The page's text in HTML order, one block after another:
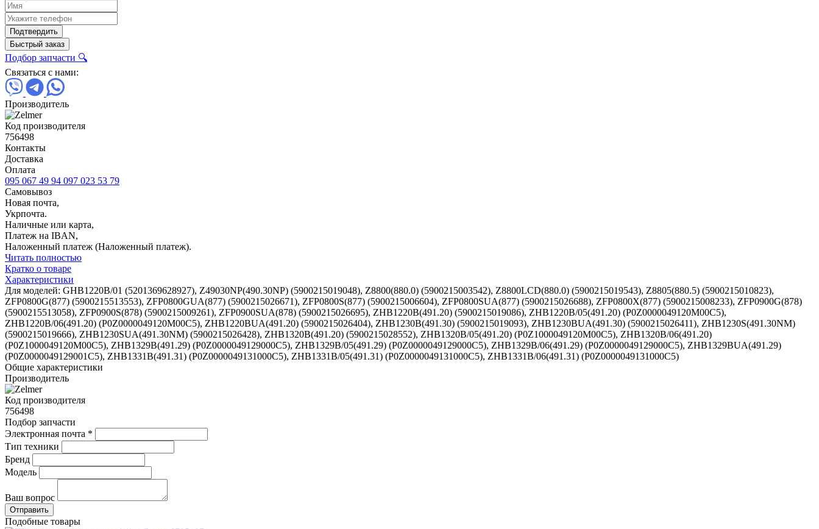
Подтвердить
Быстрый заказ
Подбор запчасти 🔍
Связаться с нами:
Производитель
Код производителя
756498
Контакты
Доставка
Оплата
095 067 49 94 097 023 53 79
Самовывоз
Новая почта,
Укрпочта.
Наличные или карта,
Платеж на IBAN,
Наложенный платеж (Наложенный платеж).
Читать полностью
Кратко о товаре
Характеристики
Для моделей: GHB1220B/01 (5201369628927), Z49030NP(490.30NP) (5900215019048), Z8800(880.0) (5900215003542), Z8800LCD(880.0) (5900215019543), Z8805(880.5) (5900215010823),
ZFP0800G(877) (5900215513553), ZFP0800GUA(877) (5900215026671), ZFP0800S(877) (5900215006604), ZFP0800SUA(877) (5900215026688), ZFP0800X(877) (5900215008233), ZFP0900G(878)
(5900215513058), ZFP0900S(878) (5900215009261), ZFP0900SUA(878) (5900215026695), ZHB1220B(491.20) (5900215019086), ZHB1220B/05(491.20) (P0Z0000049120M00C5),
ZHB1220B/06(491.20) (P0Z0000049120M00C5), ZHB1220BUA(491.20) (5900215026404), ZHB1230B(491.30) (5900215019093), ZHB1230BUA(491.30) (5900215026411), ZHB1230S(491.30NM)
(5900215019666), ZHB1230SUA(491.30NM) (5900215026428), ZHB1320B(491.20) (5900215028552), ZHB1320B/05(491.20) (P0Z1000049120M00C5), ZHB1320B/06(491.20)
(P0Z1000049120M00C5), ZHB1329B(491.29) (P0Z0000049129000C5), ZHB1329B/05(491.29) (P0Z0000049129000C5), ZHB1329B/06(491.29) (P0Z0000049129000C5), ZHB1329BUA(491.29)
(P0Z0000049129001C5), ZHB1331B(491.31) (P0Z0000049131000C5), ZHB1331B/05(491.31) (P0Z0000049131000C5), ZHB1331B/06(491.31) (P0Z0000049131000C5)
Общие характеристики
Производитель
Код производителя
756498
Подбор запчасти
Электронная почта *
Тип техники
Бренд
Модель
Ваш вопрос
Подобные товары